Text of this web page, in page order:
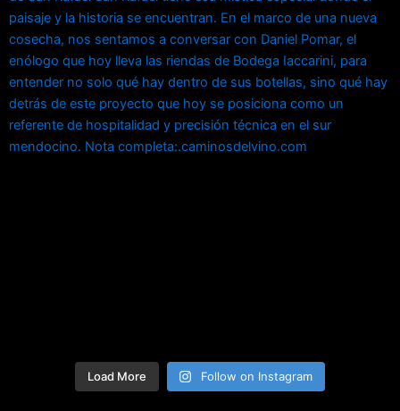
Load More Follow on Instagram